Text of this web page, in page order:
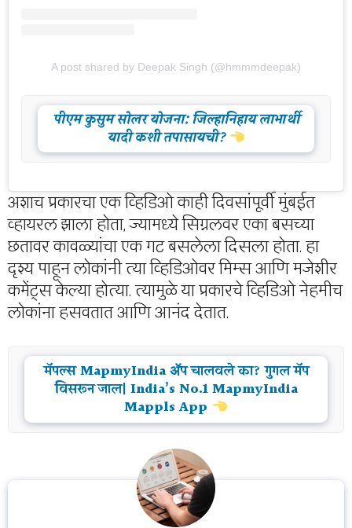
A post shared by Deepak Singh (@hmmmdeepak)
पीएम कुसुम सोलर योजना: जिल्हानिहाय लाभार्थी
यादी कशी तपासायची?
अशाच प्रकारचा एक व्हिडिओ काही दिवसांपूर्वी मुंबईत
व्हायरल झाला होता, ज्यामध्ये सिग्नलवर एका बसच्या
छतावर कावळ्यांचा एक गट बसलेला दिसला होता. हा
दृश्य पाहून लोकांनी त्या व्हिडिओवर मिम्स आणि मजेशीर
कमेंट्स केल्या होत्या. त्यामुळे या प्रकारचे व्हिडिओ नेहमीच
लोकांना हसवतात आणि आनंद देतात.
मॅपल्स MapmyIndia ॲप चालवले का? गुगल मॅप
विसरून जाल| India’s No.1 MapmyIndia
Mappls App